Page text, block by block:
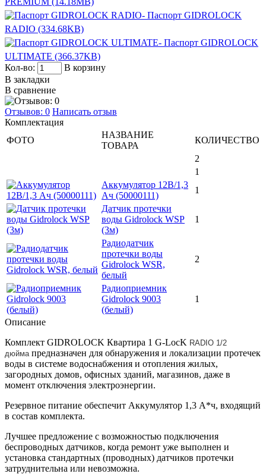
- Паспорт GIDROLOCK
RADIO (334.68KB)
- Паспорт GIDROLOCK
ULTIMATE (366.37KB)
Кол-во:
В корзину
В закладки
В сравнение
Отзывов: 0 Написать отзыв
Комплектация
ФОТО
НАЗВАНИЕ
ТОВАРА
КОЛИЧЕСТВО
2
1
Аккумулятор 12В/1,3
Ач (50000111)
1
Датчик протечки
воды Gidrolock WSР
(3м)
1
Радиодатчик
протечки воды
Gidrolock WSR,
белый
2
Радиоприемник
Gidrolock 9003
(белый)
1
Описание
Комплект GIDROLOCK Квартира 1 G-LocK RADIO 1/2
дюйма предназначен для обнаружения и локализации протечек
воды в системе водоснабжения и отопления жилых,
загородных домов, офисных зданий, магазинов, даже в
момент отключения электроэнергии.
Резервное питание обеспечит Аккумулятор 1,3 А*ч, входящий
в состав комплекта.
Лучшее предложение с возможностью подключения
беспроводных датчиков, когда ремонт уже выполнен и
установка стандартных (проводных) датчиков протечки
затруднительна или невозможна.